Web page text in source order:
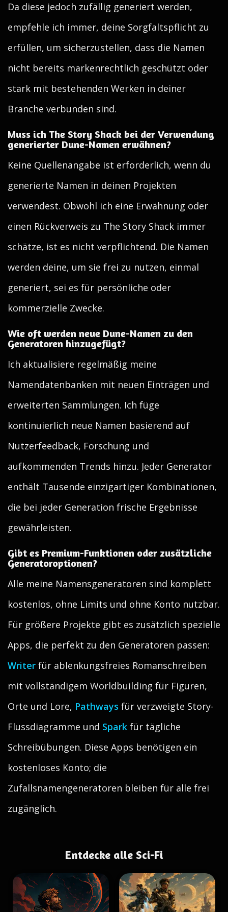
Da diese jedoch zufällig generiert werden,
empfehle ich immer, deine Sorgfaltspflicht zu
erfüllen, um sicherzustellen, dass die Namen
nicht bereits markenrechtlich geschützt oder
stark mit bestehenden Werken in deiner
Branche verbunden sind.
Muss ich The Story Shack bei der Verwendung
generierter Dune-Namen erwähnen?
Keine Quellenangabe ist erforderlich, wenn du
generierte Namen in deinen Projekten
verwendest. Obwohl ich eine Erwähnung oder
einen Rückverweis zu The Story Shack immer
schätze, ist es nicht verpflichtend. Die Namen
werden deine, um sie frei zu nutzen, einmal
generiert, sei es für persönliche oder
kommerzielle Zwecke.
Wie oft werden neue Dune-Namen zu den
Generatoren hinzugefügt?
Ich aktualisiere regelmäßig meine
Namendatenbanken mit neuen Einträgen und
erweiterten Sammlungen. Ich füge
kontinuierlich neue Namen basierend auf
Nutzerfeedback, Forschung und
aufkommenden Trends hinzu. Jeder Generator
enthält Tausende einzigartiger Kombinationen,
die bei jeder Generation frische Ergebnisse
gewährleisten.
Gibt es Premium-Funktionen oder zusätzliche
Generatoroptionen?
Alle meine Namensgeneratoren sind komplett
kostenlos, ohne Limits und ohne Konto nutzbar.
Für größere Projekte gibt es zusätzlich spezielle
Apps, die perfekt zu den Generatoren passen:
Writer für ablenkungsfreies Romanschreiben
mit vollständigem Worldbuilding für Figuren,
Orte und Lore, Pathways für verzweigte Story-
Flussdiagramme und Spark für tägliche
Schreibübungen. Diese Apps benötigen ein
kostenloses Konto; die
Zufallsnamengeneratoren bleiben für alle frei
zugänglich.
Entdecke alle Sci-Fi